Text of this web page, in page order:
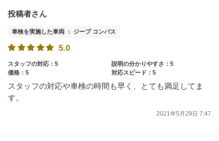
投稿者さん
車検を実施した車両 ： ジープ コンパス
5.0
スタッフの対応：5
説明の分かりやすさ：5
価格：5
対応スピード：5
スタッフの対応や車検の時間も早く、とても満足してま
す。
2021年5月29日 7:47